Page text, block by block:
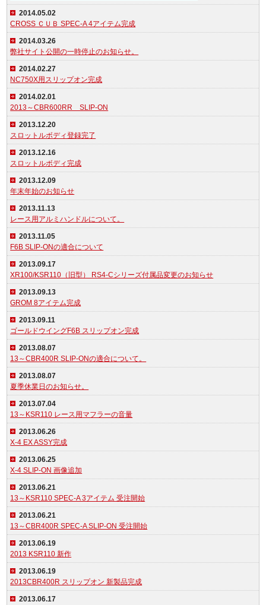
2014.05.02
CROSS ＣＵＢ SPEC-A 4アイテム完成
2014.03.26
弊社サイト公開の一時停止のお知らせ。
2014.02.27
NC750X用スリップオン完成
2014.02.01
2013～CBR600RR SLIP-ON
2013.12.20
スロットルボディ登録完了
2013.12.16
スロットルボディ完成
2013.12.09
年末年始のお知らせ
2013.11.13
レース用アルミハンドルについて。
2013.11.05
F6B SLIP-ONの適合について
2013.09.17
XR100/KSR110（旧型） RS4-Cシリーズ付属品変更のお知らせ
2013.09.13
GROM 8アイテム完成
2013.09.11
ゴールドウイングF6B スリップオン完成
2013.08.07
13～CBR400R SLIP-ONの適合について。
2013.08.07
夏季休業日のお知らせ。
2013.07.04
13～KSR110 レース用マフラーの音量
2013.06.26
X-4 EX ASSY完成
2013.06.25
X-4 SLIP-ON 画像追加
2013.06.21
13～KSR110 SPEC-A 3アイテム 受注開始
2013.06.21
13～CBR400R SPEC-A SLIP-ON 受注開始
2013.06.19
2013 KSR110 新作
2013.06.19
2013CBR400R スリップオン 新製品完成
2013.06.17